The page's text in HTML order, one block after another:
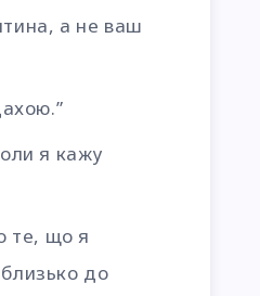
а не ваш
я кажу
те, що я
до